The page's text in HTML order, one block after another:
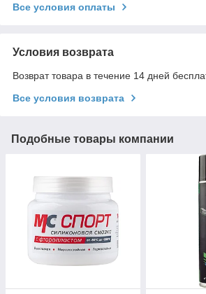
Все условия оплаты
Условия возврата
Возврат товара в течение 14 дней
Все условия возврата
Подобные товары компании